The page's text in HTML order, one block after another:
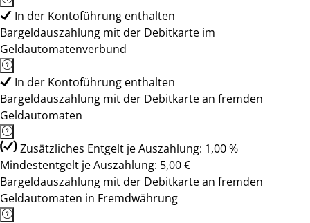
In der Kontoführung enthalten
Bargeldauszahlung mit der Debitkarte im
Geldautomatenverbund
In der Kontoführung enthalten
Bargeldauszahlung mit der Debitkarte an fremden
Geldautomaten
Zusätzliches Entgelt je Auszahlung: 1,00 %
Mindestentgelt je Auszahlung: 5,00 €
Bargeldauszahlung mit der Debitkarte an fremden
Geldautomaten in Fremdwährung